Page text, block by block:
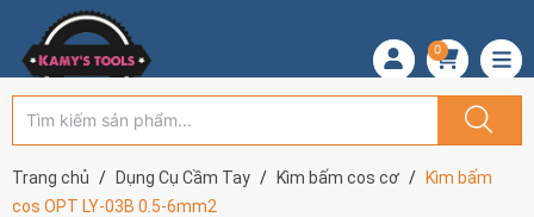
0
Trang chủ Dụng Cụ Cầm Tay Kìm bấm cos cơ
Kìm bấm
cos OPT LY-03B 0.5-6mm2